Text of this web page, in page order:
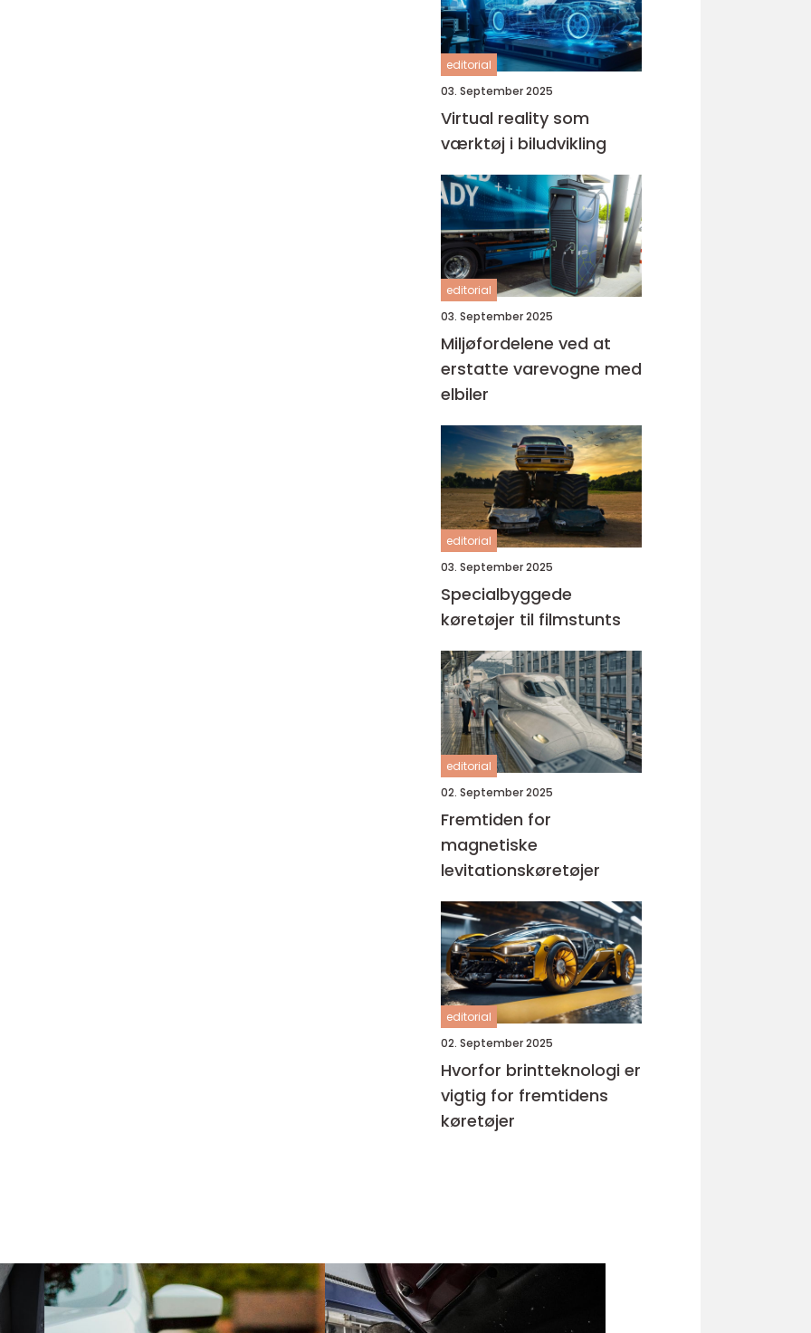
editorial
03. September 2025
Virtual reality som
værktøj i biludvikling
editorial
03. September 2025
Miljøfordelene ved at
erstatte varevogne med
elbiler
editorial
03. September 2025
Specialbyggede
køretøjer til filmstunts
editorial
02. September 2025
Fremtiden for
magnetiske
levitationskøretøjer
editorial
02. September 2025
Hvorfor brintteknologi er
vigtig for fremtidens
køretøjer